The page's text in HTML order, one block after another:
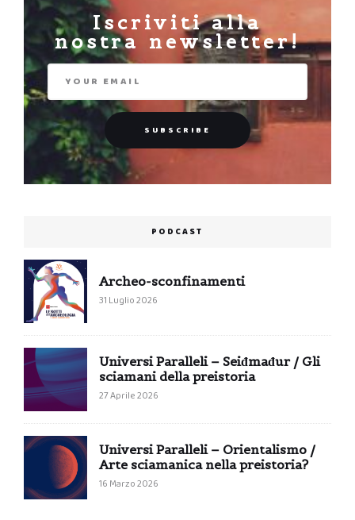
Iscriviti alla
nostra newsletter!
PODCAST
Archeo-sconfinamenti
31 Luglio 2026
Universi Paralleli – Seiđmađur / Gli
sciamani della preistoria
27 Aprile 2026
Universi Paralleli – Orientalismo /
Arte sciamanica nella preistoria?
16 Marzo 2026